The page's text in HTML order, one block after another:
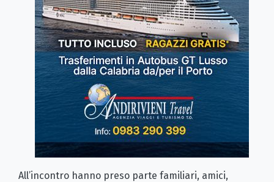
All’incontro hanno preso parte familiari, amici,